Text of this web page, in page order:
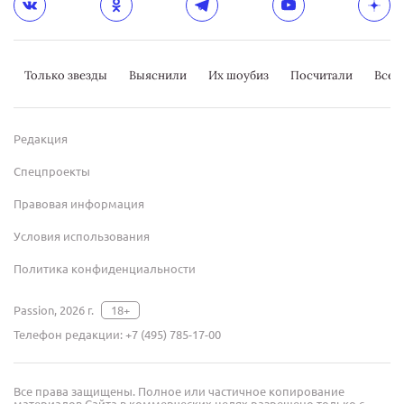
Только звезды Выяснили Их шоубиз Посчитали
Редакция
Спецпроекты
Правовая информация
Условия использования
Политика конфиденциальности
Passion, 2026 г.
18+
Телефон редакции:+7 (495) 785-17-00
Все права защищены. Полное или частичное копирование